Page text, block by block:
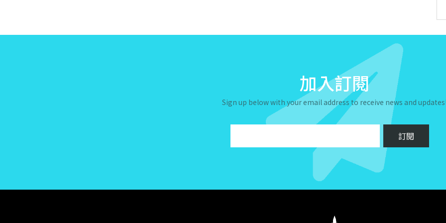
加入訂閱
Sign up below with your email address to receive news and